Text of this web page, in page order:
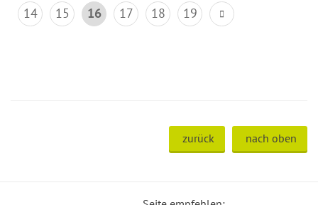
14
15 16 17 18 19
zurück nach oben